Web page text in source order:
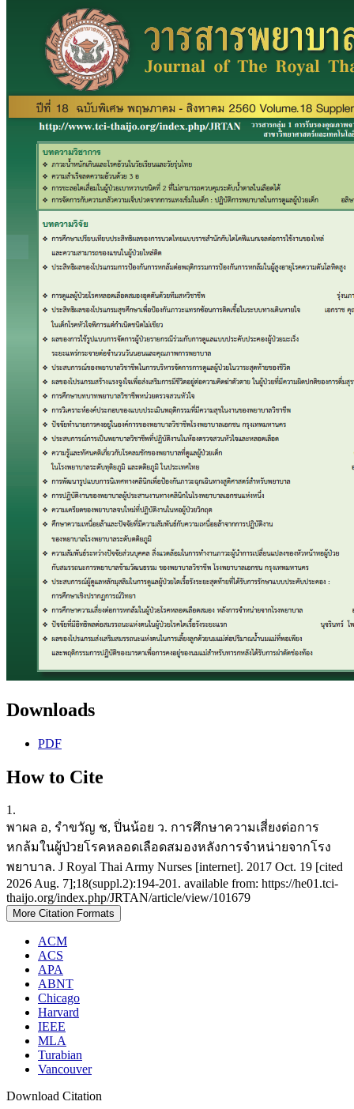
Downloads
PDF
How to Cite
1.
พาผล อ, รำขวัญ ช, ปิ่นน้อย ว. การศึกษาความเสี่ยงต่อการ
หกล้มในผู้ป่วยโรคหลอดเลือดสมองหลังการจำหน่ายจากโรง
พยาบาล. J Royal Thai Army Nurses [internet]. 2017 Oct. 19 [cited
2026 Aug. 7];18(suppl.2):194-201. available from: https://he01.tci-
thaijo.org/index.php/JRTAN/article/view/101679
More Citation Formats
ACM
ACS
APA
ABNT
Chicago
Harvard
IEEE
MLA
Turabian
Vancouver
Download Citation